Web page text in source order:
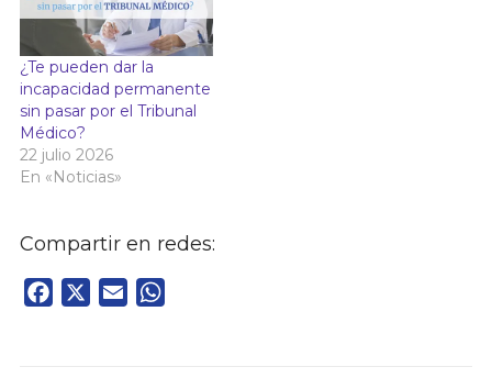
¿Te pueden dar la
incapacidad permanente
sin pasar por el Tribunal
Médico?
22 julio 2026
En «Noticias»
Compartir en redes:
Facebook Email